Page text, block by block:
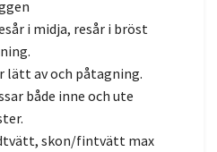
i midja, resår i bröst
lätt av och påtagning.
både inne och ute
skon/fintvätt max